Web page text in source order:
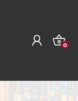
0